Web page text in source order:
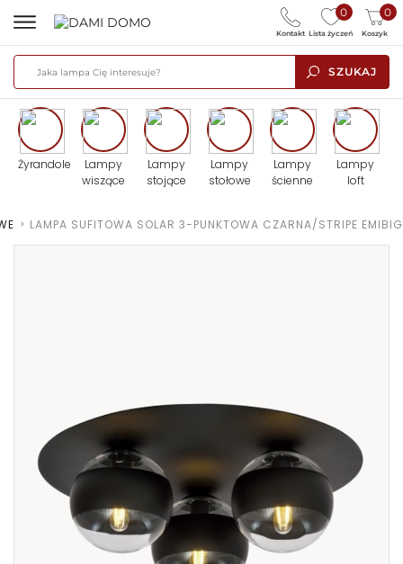
SZUKAJ
0
Lista życzeń
0
Koszyk
Kontakt
Żyrandole
Lampy
wiszące
Lampy
stojące
Lampy
stołowe
Lampy
ścienne
Lampy
loft
> LAMPA SUFITOWA SOLAR 3-PUNKTOWA CZARNA/STRIPE EMIBIG